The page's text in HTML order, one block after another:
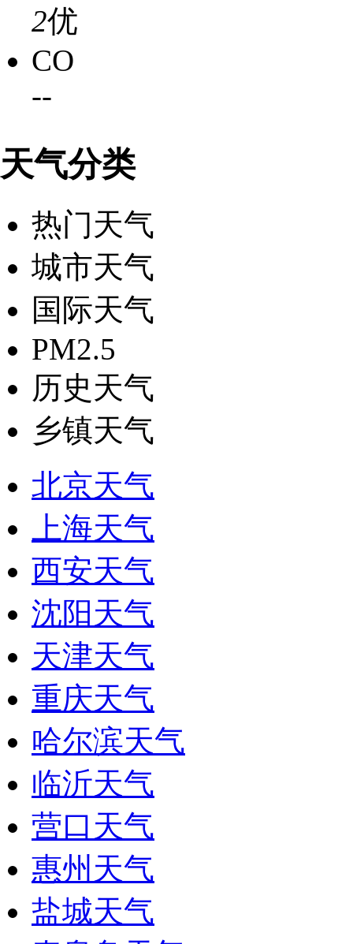
2优
CO
--
天气分类
热门天气
城市天气
国际天气
PM2.5
历史天气
乡镇天气
北京天气
上海天气
西安天气
沈阳天气
天津天气
重庆天气
哈尔滨天气
临沂天气
营口天气
惠州天气
盐城天气